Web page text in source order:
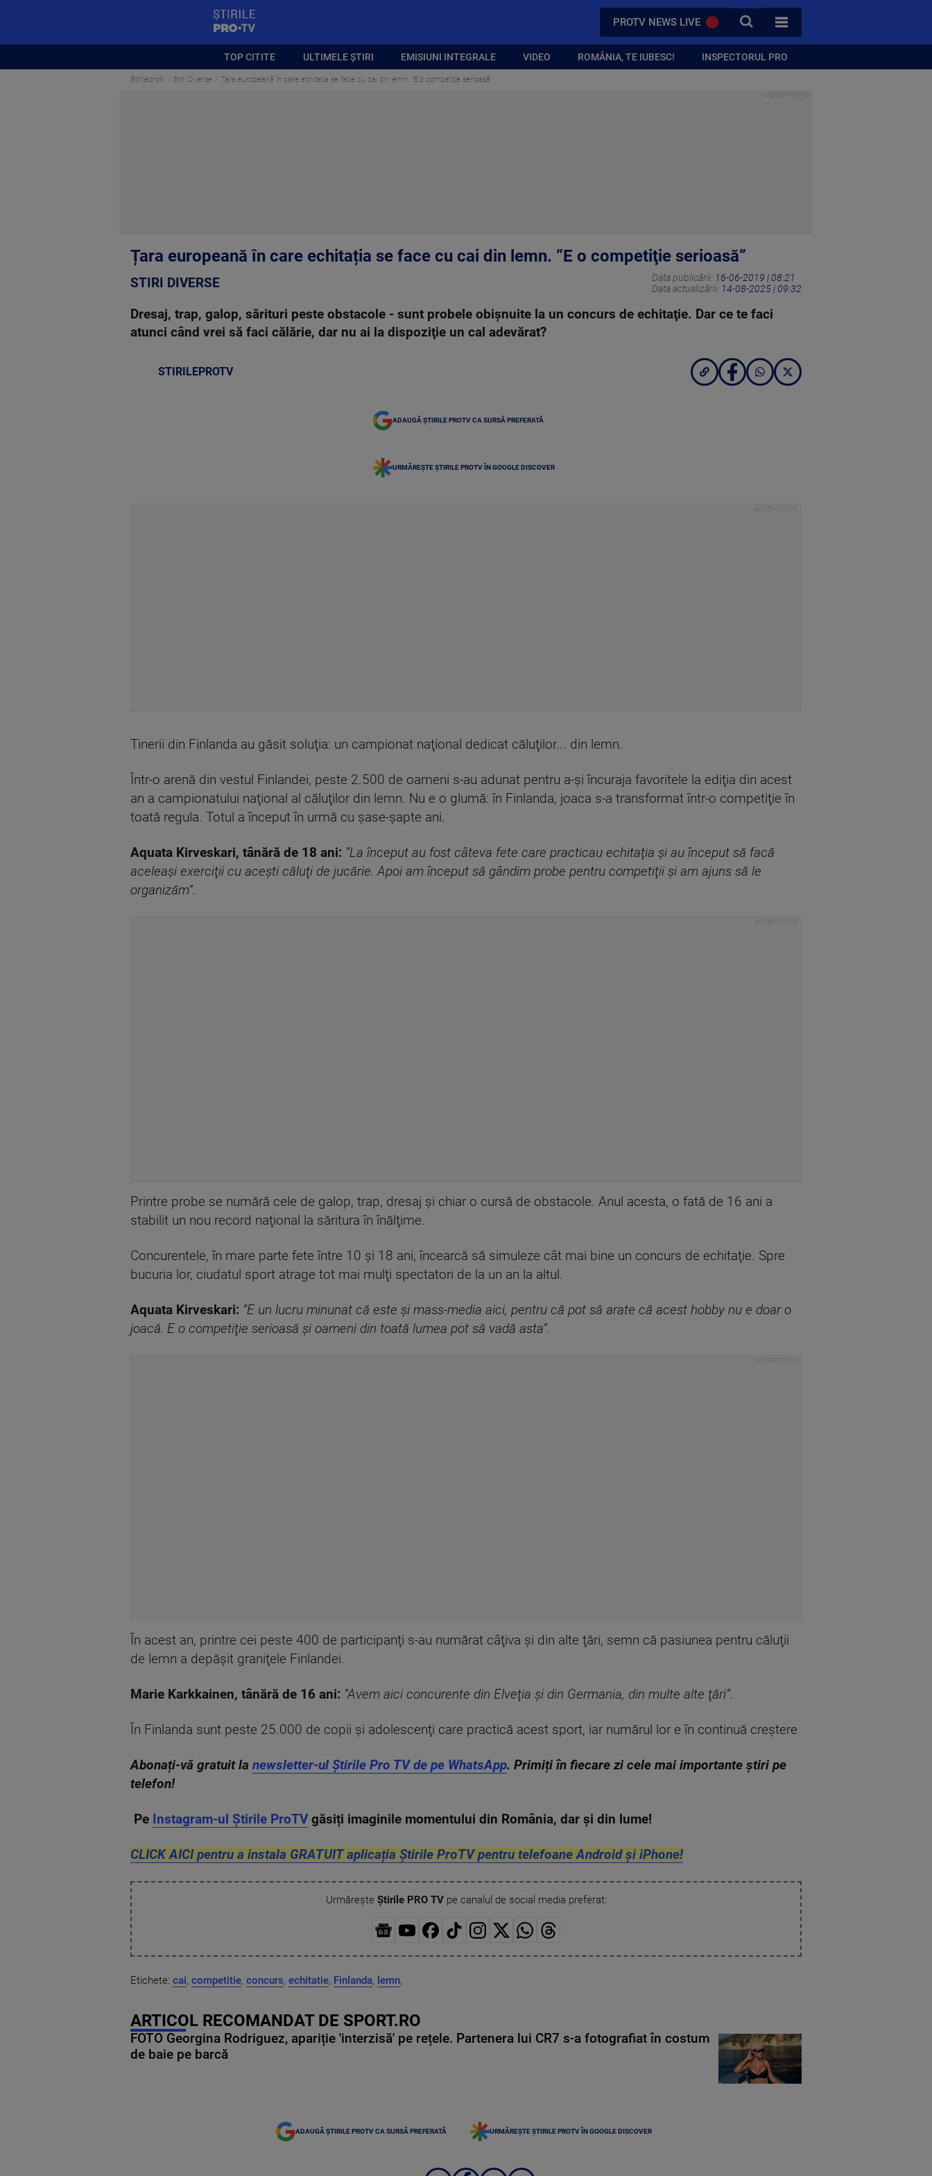
PROTV NEWS LIVE CAUTA
TOATE CATEGORIILE
TOP CITITE ULTIMELE ȘTIRI EMISIUNI INTEGRALE VIDEO ROMÂNIA, TE IUBESC! INSPECTORUL PRO
Stirileprotv Stiri Diverse Țara europeană în care echitația se face cu cai din lemn. ”E o competiţie serioasă”
Țara europeană în care echitația se face cu cai din lemn. ”E o competiţie serioasă”
STIRI DIVERSE Data publicării: 16-06-2019 | 08:21
Data actualizării: 14-08-2025 | 09:32
Dresaj, trap, galop, sărituri peste obstacole - sunt probele obişnuite la un concurs de echitaţie. Dar ce te faci
atunci când vrei să faci călărie, dar nu ai la dispoziţie un cal adevărat?
STIRILEPROTV
ADAUGĂ ȘTIRILE PROTV CA SURSĂ PREFERATĂ
URMĂREȘTE ȘTIRILE PROTV ÎN GOOGLE DISCOVER
Tinerii din Finlanda au găsit soluţia: un campionat naţional dedicat căluţilor... din lemn.
Într-o arenă din vestul Finlandei, peste 2.500 de oameni s-au adunat pentru a-şi încuraja favoritele la ediţia din acest
an a campionatului naţional al căluţilor din lemn. Nu e o glumă: în Finlanda, joaca s-a transformat într-o competiţie în
toată regula. Totul a început în urmă cu şase-şapte ani.
Aquata Kirveskari, tânără de 18 ani: ”La început au fost câteva fete care practicau echitaţia şi au început să facă
aceleaşi exerciţii cu aceşti căluţi de jucărie. Apoi am început să gândim probe pentru competiţii şi am ajuns să le
organizăm”.
Printre probe se numără cele de galop, trap, dresaj şi chiar o cursă de obstacole. Anul acesta, o fată de 16 ani a
stabilit un nou record naţional la săritura în înălţime.
Concurentele, în mare parte fete între 10 şi 18 ani, încearcă să simuleze cât mai bine un concurs de echitaţie. Spre
bucuria lor, ciudatul sport atrage tot mai mulţi spectatori de la un an la altul.
Aquata Kirveskari: ”E un lucru minunat că este şi mass-media aici, pentru că pot să arate că acest hobby nu e doar o
joacă. E o competiţie serioasă şi oameni din toată lumea pot să vadă asta”.
În acest an, printre cei peste 400 de participanţi s-au numărat câţiva şi din alte ţări, semn că pasiunea pentru căluţii
de lemn a depăşit graniţele Finlandei.
Marie Karkkainen, tânără de 16 ani: ”Avem aici concurente din Elveţia şi din Germania, din multe alte ţări”.
În Finlanda sunt peste 25.000 de copii şi adolescenţi care practică acest sport, iar numărul lor e în continuă creştere
Abonați-vă gratuit la newsletter-ul Știrile Pro TV de pe WhatsApp. Primiți în fiecare zi cele mai importante știri pe
telefon!
Pe Instagram-ul Știrile ProTV găsiți imaginile momentului din România, dar și din lume!
CLICK AICI pentru a instala GRATUIT aplicația Știrile ProTV pentru telefoane Android și iPhone!
Urmărește Știrile PRO TVpe canalul de social media preferat:
Etichete: cai, competitie, concurs, echitatie, Finlanda, lemn,
ARTICOL RECOMANDAT DE SPORT.RO
FOTO Georgina Rodriguez, apariție 'interzisă' pe rețele. Partenera lui CR7 s-a fotografiat în costum
de baie pe barcă
ADAUGĂ ȘTIRILE PROTV CA SURSĂ PREFERATĂ URMĂREȘTE ȘTIRILE PROTV ÎN GOOGLE DISCOVER